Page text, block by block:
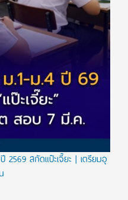
2569 สกัดแป๊ะเจี๊ยะ | เตรียมอุ